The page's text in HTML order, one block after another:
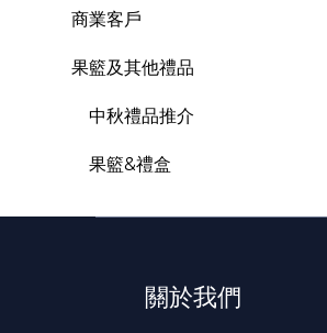
商業客戶
果籃及其他禮品
中秋禮品推介
果籃&禮盒
關於我們